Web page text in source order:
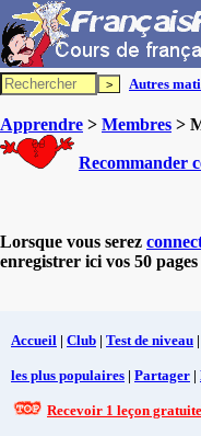
Autres
Apprendre > Membres >
Recommander
Lorsque vous serez
enregistrer ici vos 50
Accueil | Club | Test de niveau |
les plus populaires | Partager |
Recevoir 1 leçon